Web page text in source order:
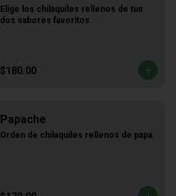
Elige los chilaquiles rellenos de tus
dos sabores favoritos.
$180.00
Papache
Orden de chilaquiles rellenos de papa.